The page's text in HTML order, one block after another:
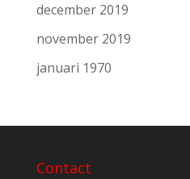
december 2019
november 2019
januari 1970
Contact